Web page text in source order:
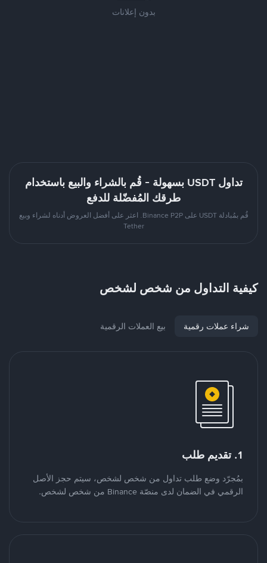
بدون إعلانات
تداول USDT بسهولة - قُم بالشراء والبيع باستخدام
طرقك المُفضّلة للدفع
قُم بمُبادلة USDT على Binance P2P. اعثر على أفضل العروض أدناه لشراء وبيع
Tether
كيفية التداول من شخص لشخص
شراء عملات رقمية بيع العملات الرقمية
1. تقديم طلب
بمُجرّد وضع طلب تداول من شخص لشخص، سيتم حجز الأصل
الرقمي في الضمان لدى منصّة Binance من شخص لشخص.